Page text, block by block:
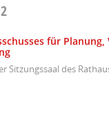
für
Sitzungssaal des